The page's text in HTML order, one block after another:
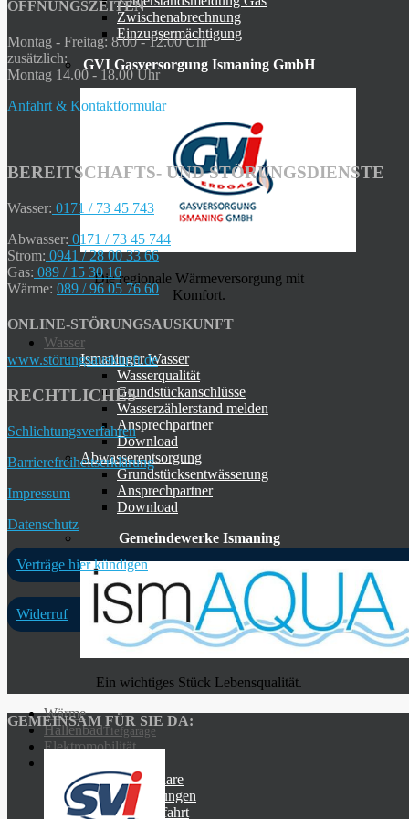
Zwischenabrechnung
Einzugsermächtigung
GVI Gasversorgung Ismaning GmbH
Die regionale Wärmeversorgung mit
Komfort.
Wasser
Ismaninger Wasser
Wasserqualität
Grundstückanschlüsse
Wasserzählerstand melden
Ansprechpartner
Download
Abwasserentsorgung
Grundstücksentwässerung
Ansprechpartner
Download
Gemeindewerke Ismaning
Ein wichtiges Stück Lebensqualität.
Wärme
HallenbadTiefgarage
Elektromobilität
Online-Formulare
Notruf & Störungen
Kontakt & Anfahrt
ÖFFNUNGSZEITEN
Montag - Freitag: 8.00 - 12.00 Uhr
zusätzlich:
Montag 14.00 - 18.00 Uhr
Anfahrt & Kontaktformular
BEREITSCHAFTS- UND STÖRUNGSDIENSTE
Wasser: 0171 / 73 45 743
Abwasser: 0171 / 73 45 744
Strom: 0941 / 28 00 33 66
Gas: 089 / 15 30 16
Wärme: 089 / 96 05 76 60
ONLINE-STÖRUNGSAUSKUNFT
www.störungsauskunft.de
RECHTLICHES
Schlichtungsverfahren
Barrierefreiheitserklärung
Impressum
Datenschutz
Verträge hier kündigen
Widerruf
GEMEINSAM FÜR SIE DA: